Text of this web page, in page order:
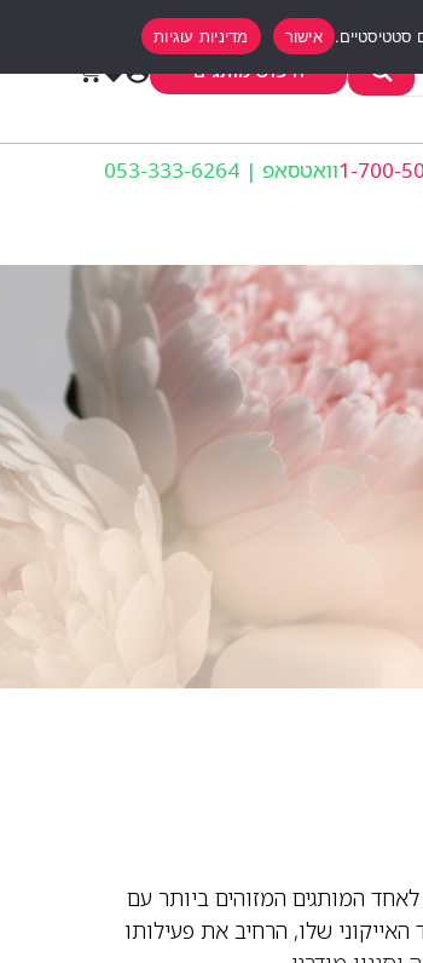
חיפוש מותגים
וואטסאפ | 053-333-6264
איטלקי יוקרתי שנוסד בשנת 1911 ונחשב לאחד המותגים המזוהים ביותר עם
שלו, הרחיב את פעילותו
אישור מדיניות עוגיות